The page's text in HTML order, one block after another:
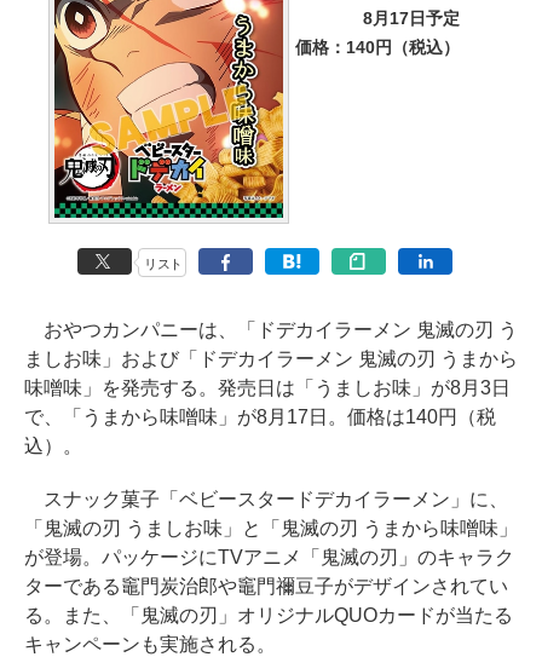
8月17日予定
価格：140円（税込）
リスト
おやつカンパニーは、「ドデカイラーメン 鬼滅の刃 う
ましお味」および「ドデカイラーメン 鬼滅の刃 うまから
味噌味」を発売する。発売日は「うましお味」が8月3日
で、「うまから味噌味」が8月17日。価格は140円（税
込）。
スナック菓子「ベビースタードデカイラーメン」に、
「鬼滅の刃 うましお味」と「鬼滅の刃 うまから味噌味」
が登場。パッケージにTVアニメ「鬼滅の刃」のキャラク
ターである竈門炭治郎や竈門禰豆子がデザインされてい
る。また、「鬼滅の刃」オリジナルQUOカードが当たる
キャンペーンも実施される。